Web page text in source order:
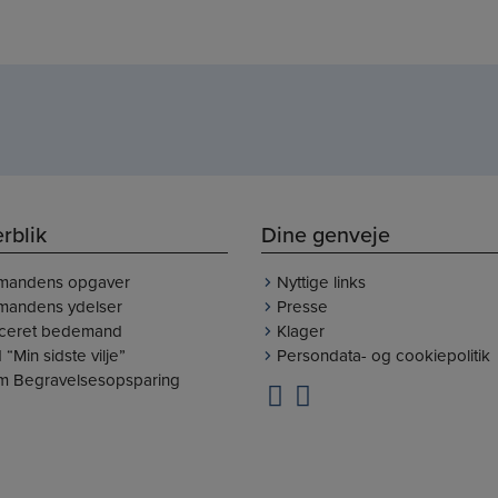
opgaver
ydelser
bedemand
“Min sidste vilje”
Begravelsesopsparing
Dine genveje
Nyttige links
Presse
Klager
Persondata- og cookiepolitik